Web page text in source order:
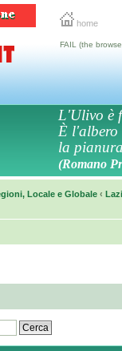
home
FAIL (the
L'Ulivo è
È l'albero
la
(Romano
Locale e Globale ‹